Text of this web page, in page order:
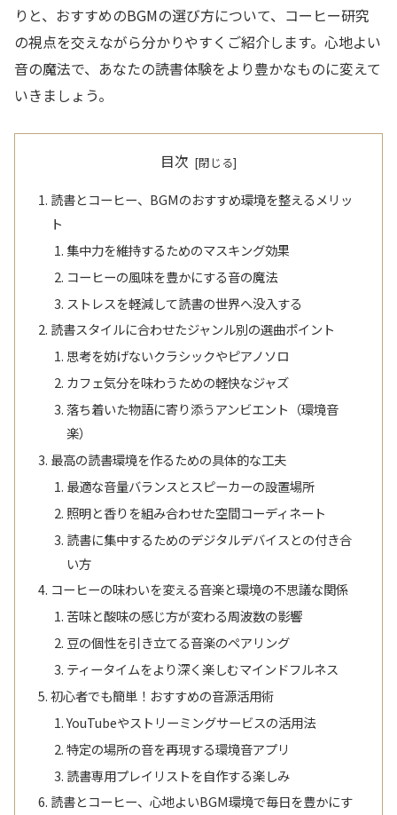
りと、おすすめのBGMの選び方について、コーヒー研究
の視点を交えながら分かりやすくご紹介します。心地よい
音の魔法で、あなたの読書体験をより豊かなものに変えて
いきましょう。
目次
読書とコーヒー、BGMのおすすめ環境を整えるメリッ
ト
集中力を維持するためのマスキング効果
コーヒーの風味を豊かにする音の魔法
ストレスを軽減して読書の世界へ没入する
読書スタイルに合わせたジャンル別の選曲ポイント
思考を妨げないクラシックやピアノソロ
カフェ気分を味わうための軽快なジャズ
落ち着いた物語に寄り添うアンビエント（環境音
楽）
最高の読書環境を作るための具体的な工夫
最適な音量バランスとスピーカーの設置場所
照明と香りを組み合わせた空間コーディネート
読書に集中するためのデジタルデバイスとの付き合
い方
コーヒーの味わいを変える音楽と環境の不思議な関係
苦味と酸味の感じ方が変わる周波数の影響
豆の個性を引き立てる音楽のペアリング
ティータイムをより深く楽しむマインドフルネス
初心者でも簡単！おすすめの音源活用術
YouTubeやストリーミングサービスの活用法
特定の場所の音を再現する環境音アプリ
読書専用プレイリストを自作する楽しみ
読書とコーヒー、心地よいBGM環境で毎日を豊かにす